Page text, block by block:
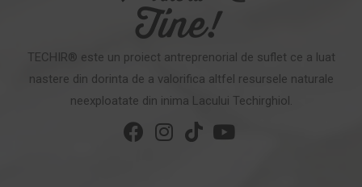
TECHIR® este un proiect antreprenorial de suflet ce a luat
nastere din dorinta de a valorifica altfel resursele naturale
neexploatate din inima Lacului Techirghiol.